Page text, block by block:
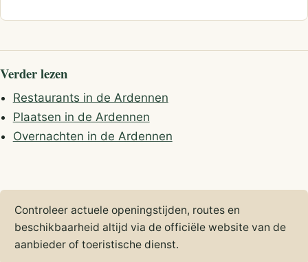
Verder lezen
Restaurants in de Ardennen
Plaatsen in de Ardennen
Overnachten in de Ardennen
Controleer actuele openingstijden, routes en
beschikbaarheid altijd via de officiële website van de
aanbieder of toeristische dienst.